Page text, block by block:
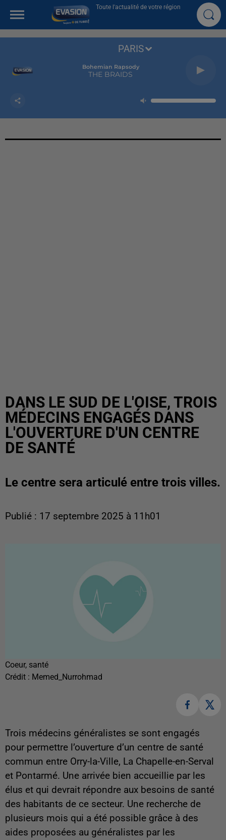
Toute l'actualité de votre région
Bohemian Rapsody
THE BRAIDS
PARIS
DANS LE SUD DE L'OISE, TROIS
MÉDECINS ENGAGÉS DANS
L'OUVERTURE D'UN CENTRE
DE SANTÉ
Le centre sera articulé entre trois villes.
Publié : 17 septembre 2025 à 11h01
Coeur, santé
Crédit : Memed_Nurrohmad
Trois médecins généralistes se sont engagés
pour permettre l’ouverture d’un centre de santé
commun entre Orry-la-Ville, La Chapelle-en-Serval
et Pontarmé. Une arrivée bien accueillie par les
élus et qui devrait répondre aux besoins de santé
des habitants de ce secteur. Une recherche de
plusieurs mois qui a été possible grâce à des
aides proposées au généralistes par les